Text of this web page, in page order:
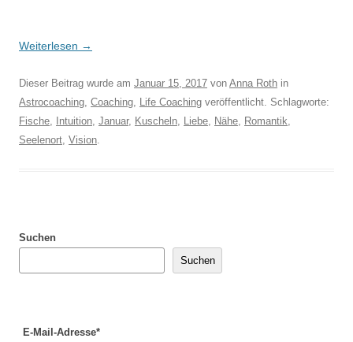
Weiterlesen →
Dieser Beitrag wurde am Januar 15, 2017 von Anna Roth in
Astrocoaching, Coaching, Life Coaching veröffentlicht. Schlagworte:
Fische, Intuition, Januar, Kuscheln, Liebe, Nähe, Romantik,
Seelenort, Vision.
Suchen
Suchen
E-Mail-Adresse*